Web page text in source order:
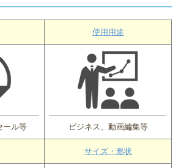
使用用途
ール等 ビジネス、動画編集等
サイズ・形状